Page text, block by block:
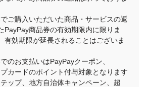
ご購入いただいた商品・サービスの返
PayPay商品券の有効期限内に限りま
有効期限が延長されることはございま
のお支払いはPayPayクーポン、
カードのポイント付与対象となります
ップ、地方自治体キャンペーン、超